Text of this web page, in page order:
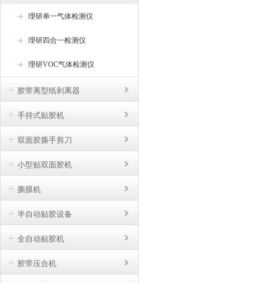
理研单一气体检测仪
理研四合一检测仪
理研VOC气体检测仪
胶带离型纸剥离器
手持式贴胶机
双面胶撕手剪刀
小型贴双面胶机
撕膜机
半自动贴胶设备
全自动贴胶机
胶带压合机